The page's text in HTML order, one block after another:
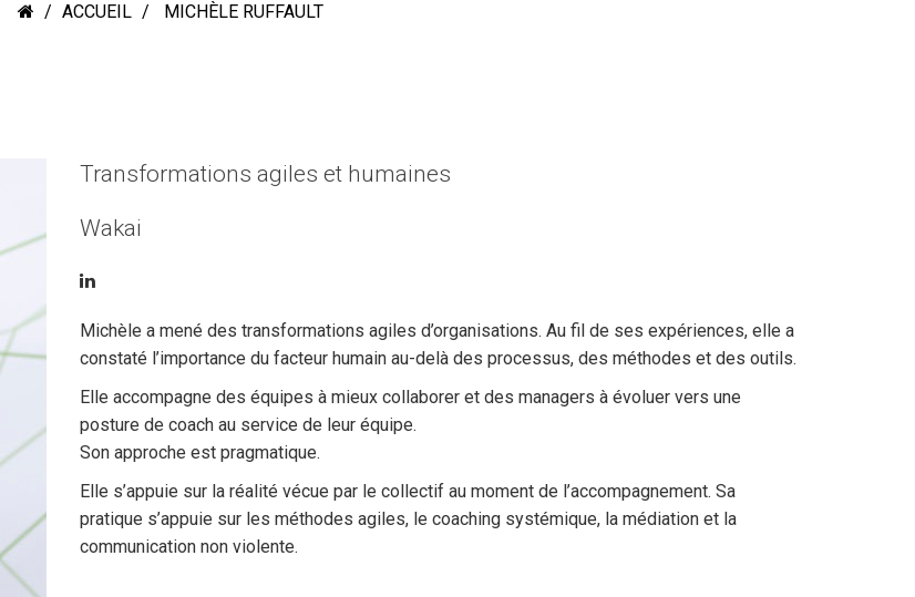
ACCUEIL MICHÈLE RUFFAULT
Transformations agiles et humaines
Wakai
Michèle a mené des transformations agiles d’organisations. Au fil de ses expériences, elle a
constaté l’importance du facteur humain au-delà des processus, des méthodes et des outils.
Elle accompagne des équipes à mieux collaborer et des managers à évoluer vers une
posture de coach au service de leur équipe.
Son approche est pragmatique.
Elle s’appuie sur la réalité vécue par le collectif au moment de l’accompagnement. Sa
pratique s’appuie sur les méthodes agiles, le coaching systémique, la médiation et la
communication non violente.